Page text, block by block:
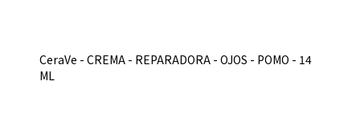
CeraVe - CREMA - REPARADORA - OJOS - POMO - 14
ML